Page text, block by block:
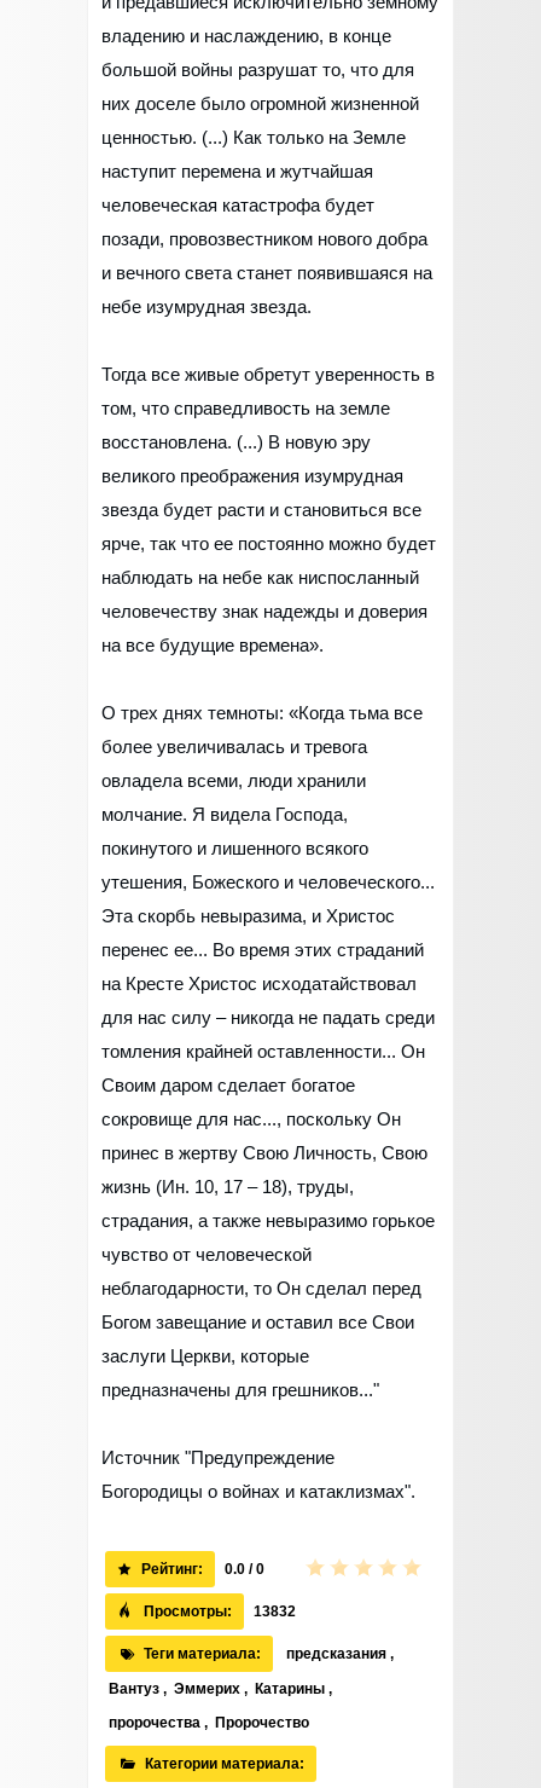
владению и наслаждению, в конце
большой войны разрушат то, что для
них доселе было огромной жизненной
ценностью. (...) Как только на Земле
наступит перемена и жутчайшая
человеческая катастрофа будет
позади, провозвестником нового добра
и вечного света станет появившаяся на
небе изумрудная звезда.
Тогда все живые обретут уверенность в
том, что справедливость на земле
восстановлена. (...) В новую эру
великого преображения изумрудная
звезда будет расти и становиться все
ярче, так что ее постоянно можно будет
наблюдать на небе как ниспосланный
человечеству знак надежды и доверия
на все будущие времена».
О трех днях темноты: «Когда тьма все
более увеличивалась и тревога
овладела всеми, люди хранили
молчание. Я видела Господа,
покинутого и лишенного всякого
утешения, Божеского и человеческого...
Эта скорбь невыразима, и Христос
перенес ее... Во время этих страданий
на Кресте Христос исходатайствовал
для нас силу – никогда не падать среди
томления крайней оставленности... Он
Своим даром сделает богатое
сокровище для нас..., поскольку Он
принес в жертву Свою Личность, Свою
жизнь (Ин. 10, 17 – 18), труды,
страдания, а также невыразимо горькое
чувство от человеческой
неблагодарности, то Он сделал перед
Богом завещание и оставил все Свои
заслуги Церкви, которые
предназначены для грешников..."
Источник "Предупреждение
Богородицы о войнах и катаклизмах".
Рейтинг: 0.0 / 0
Просмотры: 13832
Теги материала: предсказания ,
Вантуз , Эммерих , Катарины ,
пророчества , Пророчество
Категории материала: